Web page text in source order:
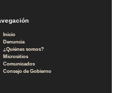
Inicio
Denuncia
¿Quiénes somos?
Micrositios
Comunicados
Consejo de Gobierno